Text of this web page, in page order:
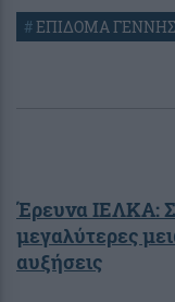
#ΕΠΙΔΟΜΑ
Έρευνα ΙΕΛΚΑ:
μεγαλύτερες
αυξήσεις